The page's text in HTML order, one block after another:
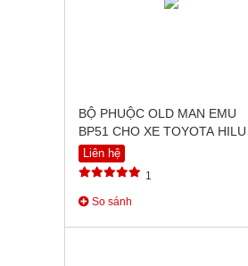
BỘ PHUỘC OLD MAN EMU
BP51 CHO XE TOYOTA HILUX
VIGO (2005-2015)
Liên hệ
1
So sánh